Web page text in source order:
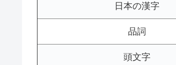
日本の漢字
品詞
頭文字